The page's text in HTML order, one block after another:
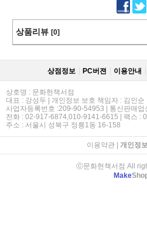
상품리뷰 [0]
상점정보 PC버젼 이용안내
상호명 : 문화헌책서점
대표 : 강성두 | 개인정보 보호 책임자 : 김인순
사업자등록번호 :209-90-54953 | 통신판매업
전화 : 02-917-6874,010-9141-6615 | 팩스 :
주소 : 서울시 성북구 정릉1동 16-158
이용약관| 개인정
ⓒ문화헌책서점 All
Make